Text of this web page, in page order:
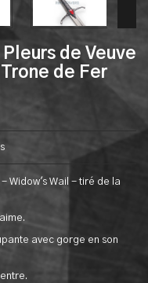
de Veuve
de Fer
Widow's Wail - tiré de la
avec gorge en son